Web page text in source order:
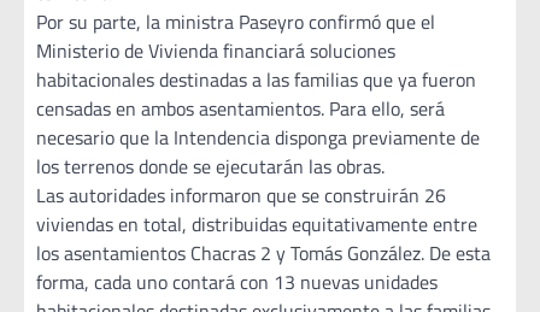
Por su parte, la ministra Paseyro confirmó que el
Ministerio de Vivienda financiará soluciones
habitacionales destinadas a las familias que ya fueron
censadas en ambos asentamientos. Para ello, será
necesario que la Intendencia disponga previamente de
los terrenos donde se ejecutarán las obras.
Las autoridades informaron que se construirán 26
viviendas en total, distribuidas equitativamente entre
los asentamientos Chacras 2 y Tomás González. De esta
forma, cada uno contará con 13 nuevas unidades